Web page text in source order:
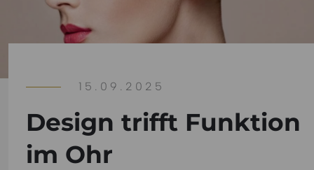
15.09.2025
Design trifft Funktion
im Ohr